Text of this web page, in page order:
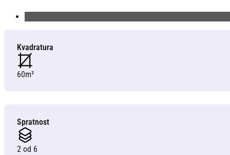
Kvadratura
60m²
Spratnost
2 od 6